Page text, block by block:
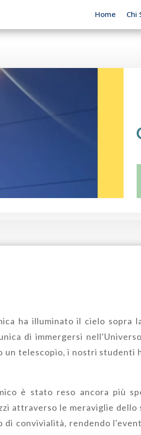
Home Chi
ha illuminato il cielo sopra
di immergersi
un telescopio, i nostri studenti
è stato reso ancora più
attraverso le meraviglie dello
di convivialità, rendendo